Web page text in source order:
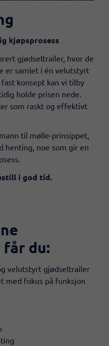
kjøpsprosess
gjødseltrailer, hvor de
er samlet i én velutstyrt
konsept kan vi tilby
holde prisen nede.
som raskt og effektivt
til mølle-prinsippet,
henting, noe som gir en
i god tid.
du:
velutstyrt gjødseltrailer
med fokus på funksjon